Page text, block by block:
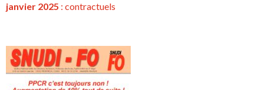
janvier 2025 : contractuels